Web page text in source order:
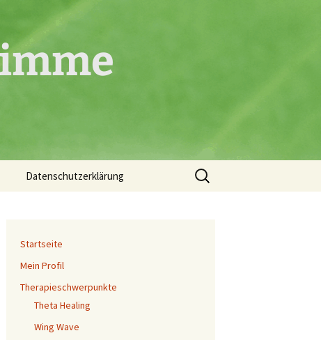
Datenschutzerklärung
Suchen
nach:
Startseite
Mein Profil
Therapieschwerpunkte
Theta Healing
Wing Wave